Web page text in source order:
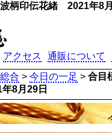
波柄印伝花緒 2021年8
アクセス 通販について
合 >今日の一足 >合目
8月29日